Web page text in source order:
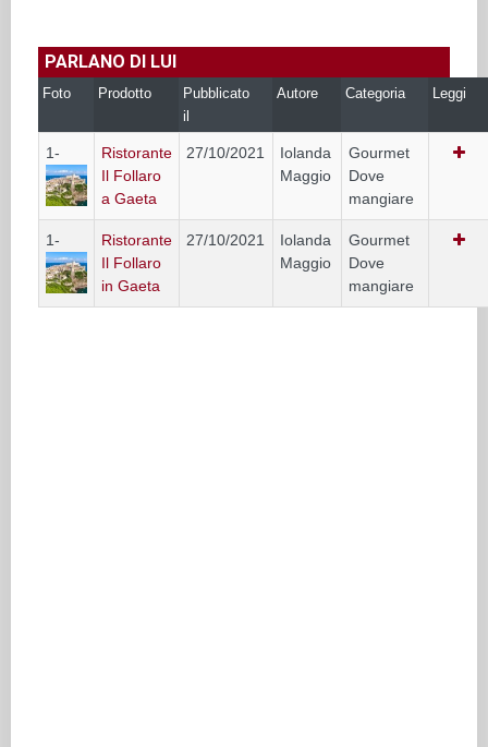
PARLANO DI LUI
Foto Prodotto
Pubblicato
il
Autore Categoria Leggi
1-
Ristorante
Il Follaro
a Gaeta
27/10/2021
Iolanda
Maggio
Gourmet
Dove
mangiare
1-
Ristorante
Il Follaro
in Gaeta
27/10/2021
Iolanda
Maggio
Gourmet
Dove
mangiare